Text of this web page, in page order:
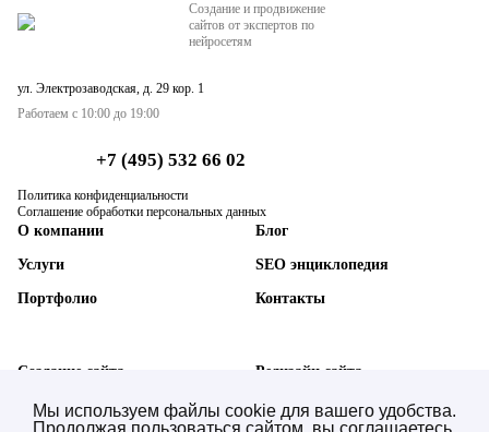
Создание и продвижение
сайтов от экспертов по
нейросетям
ул. Электрозаводская, д. 29 кор. 1
Работаем с 10:00 до 19:00
+7 (495) 532 66 02
Политика конфиденциальности
Соглашение обработки персональных данных
О компании
Услуги
Портфолио
Блог
SEO энциклопедия
Контакты
Создание сайта
SEO-продвижение сайта
Редизайн сайта
Техническая поддержка
Мы используем файлы cookie для вашего удобства.
Продолжая пользоваться сайтом, вы соглашаетесь